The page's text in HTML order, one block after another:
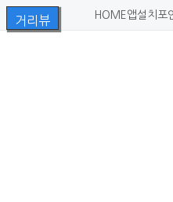
HOME 앱설치 포